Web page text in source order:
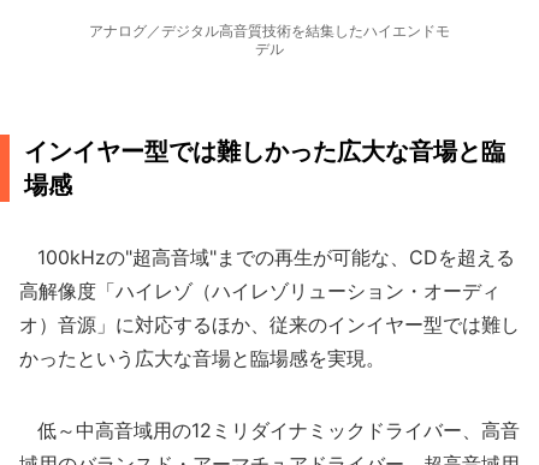
アナログ／デジタル高音質技術を結集したハイエンドモ
デル
インイヤー型では難しかった広大な音場と臨
場感
100kHzの"超高音域"までの再生が可能な、CDを超える
高解像度「ハイレゾ（ハイレゾリューション・オーディ
オ）音源」に対応するほか、従来のインイヤー型では難し
かったという広大な音場と臨場感を実現。
低～中高音域用の12ミリダイナミックドライバー、高音